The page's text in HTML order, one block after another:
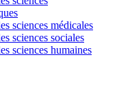
sciences médicales
sciences sociales
sciences humaines